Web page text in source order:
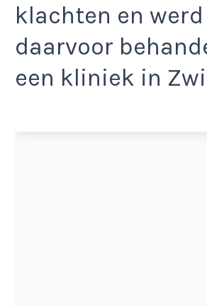
klachten en werd
daarvoor
een kliniek in